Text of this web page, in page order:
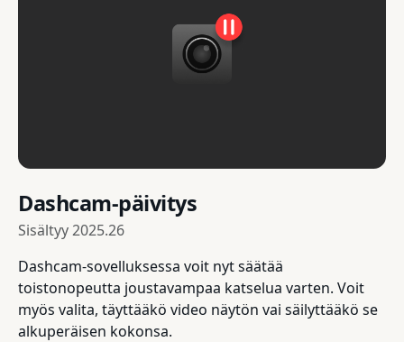
Dashcam-päivitys
Sisältyy2025.26
Dashcam-sovelluksessa voit nyt säätää
toistonopeutta joustavampaa katselua varten. Voit
myös valita, täyttääkö video näytön vai säilyttääkö se
alkuperäisen kokonsa.